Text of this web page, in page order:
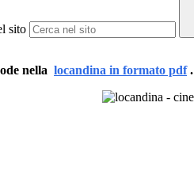
sito
nella locandina in formato pdf.